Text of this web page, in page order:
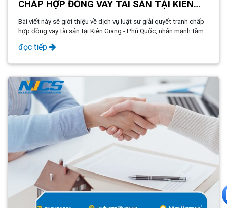
CHẤP HỢP ĐỒNG VAY TÀI SẢN TẠI KIÊN
GIANG - PHÚ QUỐC
Bài viết này sẽ giới thiệu về dịch vụ luật sư giải quyết tranh chấp
hợp đồng vay tài sản tại Kiên Giang - Phú Quốc, nhấn mạnh tầm
quan trọng của việc sử dụng dịch vụ pháp lý chuyên nghiệp để
đảm bảo tính minh bạch, công bằng và hợp pháp trong các giao
đọc tiếp